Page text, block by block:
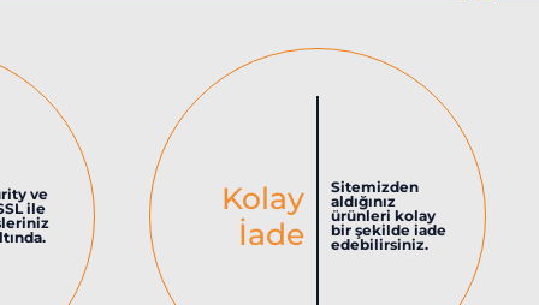
ve
ile
Kolay
İade
Sitemizden
aldığınız
ürünleri kolay
bir şekilde iade
edebilirsiniz.